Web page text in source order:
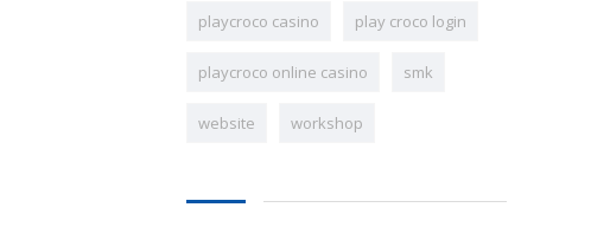
playcroco casino play croco login
playcroco online casino smk
website workshop